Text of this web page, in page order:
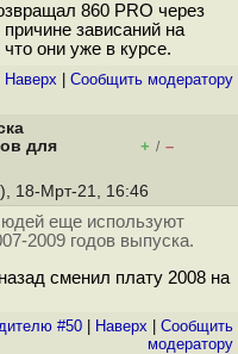
860 PRO через
зависаний на
они уже в курсе.
Наверх Cообщить модератору
для
+ / –
18-Мрт-21, 16:46
еще используют
2009 годов выпуска.
сменил плату 2008 на
#50 Наверх
Cообщить
модератору